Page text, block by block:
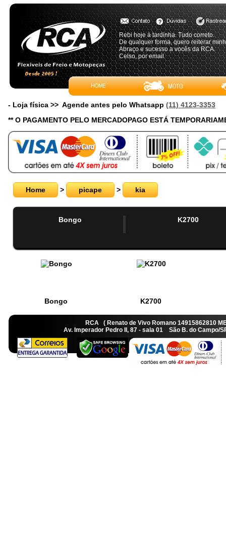
Rebi hoje à tardinha. Tudo correto.
De qualquer forma, quero reiterar
Abraço e sucesso a vocês da RCA.
Celso, por email
- Loja física >> Agende antes pelo Whatsapp (11) 4123-3353
** O PAGAMENTO PELO MERCADOPAGO ESTÁ
Home > picape > kia
Bongo K2700
Bongo K2700
RCA ( Renato de Vivo Romano
Av. Imperador Pedro II, 87 - sala 01 São B. do